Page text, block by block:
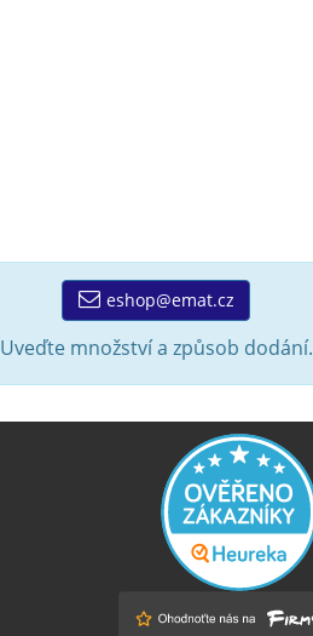
eshop@emat.cz
Uveďte množství a způsob dodání.